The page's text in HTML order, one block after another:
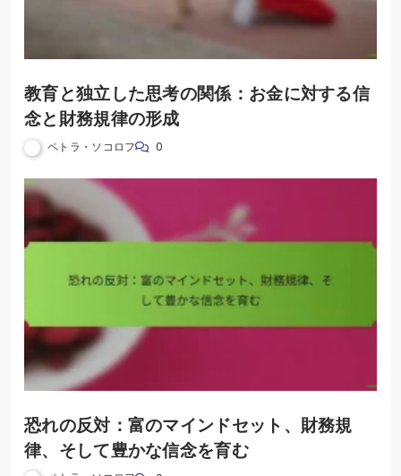
教育と独立した思考の関係：お金に対する信
念と財務規律の形成
ペトラ・ソコロフ 0
恐れの反対：富のマインドセット、財務規
律、そして豊かな信念を育む